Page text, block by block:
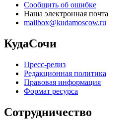
Сообщить об ошибке
Наша электронная почта
mailbox@kudamoscow.ru
КудаСочи
Пресс-релиз
Редакционная политика
Правовая информация
Формат ресурса
Сотрудничество